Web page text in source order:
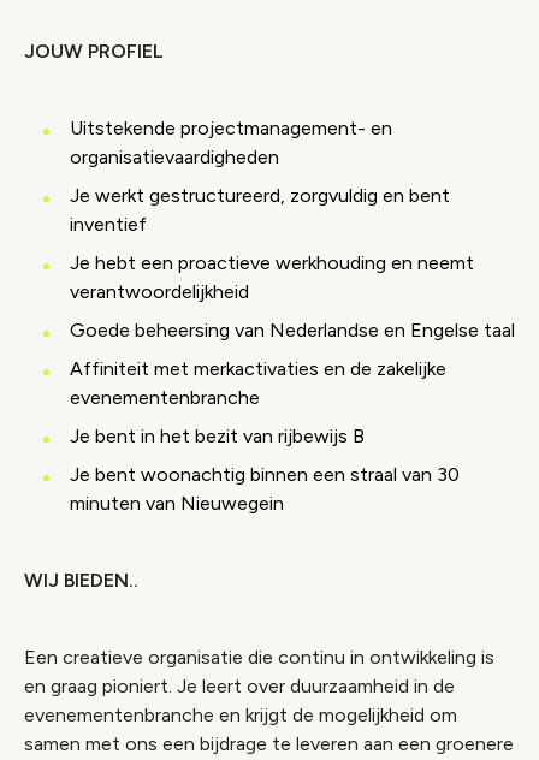
JOUW PROFIEL
Uitstekende projectmanagement- en
organisatievaardigheden
Je werkt gestructureerd, zorgvuldig en bent
inventief
Je hebt een proactieve werkhouding en neemt
verantwoordelijkheid
Goede beheersing van Nederlandse en Engelse taal
Affiniteit met merkactivaties en de zakelijke
evenementenbranche
Je bent in het bezit van rijbewijs B
Je bent woonachtig binnen een straal van 30
minuten van Nieuwegein
WIJ BIEDEN..
Een creatieve organisatie die continu in ontwikkeling is
en graag pioniert. Je leert over duurzaamheid in de
evenementenbranche en krijgt de mogelijkheid om
samen met ons een bijdrage te leveren aan een groenere